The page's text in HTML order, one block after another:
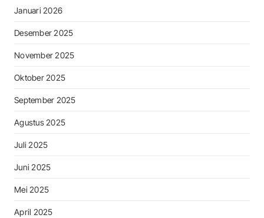
Januari 2026
Desember 2025
November 2025
Oktober 2025
September 2025
Agustus 2025
Juli 2025
Juni 2025
Mei 2025
April 2025